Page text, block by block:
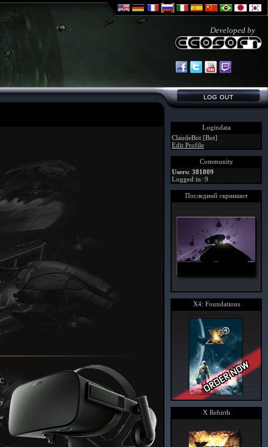
Developed by
Logindata
ClaudeBot [Bot]
Edit Profile
Community
Users: 381809
Logged in: 9
Последний скриншот
X4: Foundations
X Rebirth